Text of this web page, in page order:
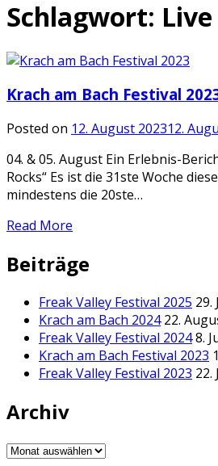
Schlagwort: Live
Krach am Bach Festival
Posted on 12. August 202312.
04. & 05. August Ein Erlebnis-
Rocks“ Es ist die 31ste Woche
mindestens die 20ste…
Read More
Beiträge
Freak Valley Festival 2025 29.
Krach am Bach 2024 22.
Freak Valley Festival 20248.
Krach am Bach Festival 2023
Freak Valley Festival 2023 22.
Archiv
Archiv